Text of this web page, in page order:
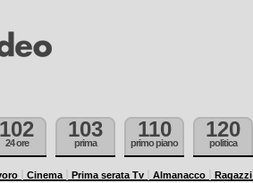
102
24 ore
103
prima
110
primo piano
120
politica
Cinema Prima serata Tv Almanacco Ragazzi